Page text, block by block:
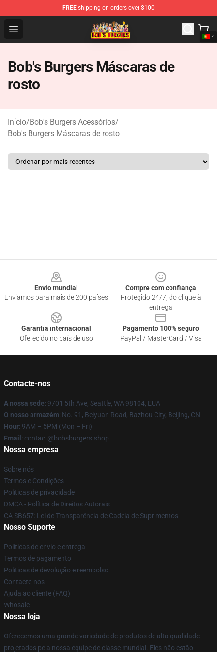
FREE shipping on orders over $100
Open menu
Bob's Burgers Store - Official Bob's Burgers Merchandise
Bob's Burgers Máscaras de
rosto
Início/Bob's Burgers Acessórios/
Bob's Burgers Máscaras de rosto
Envio mundial
Enviamos para mais de 200 países
Compre com confiança
Protegido 24/7, do clique à
entrega
Garantia internacional
Oferecido no país de uso
Pagamento 100% seguro
PayPal / MasterCard / Visa
Contacte-nos
A nossa sede: 9701 5th Ave, Seattle, WA 98104, EUA
O nosso armazém: No. 91, Beiyuan Road, Bazhou City, Beijing, CN
Hour: 9AM – 5PM (Mon – Fri)
Email : contact@bobsburgers.shop
Nossa empresa
Sobre nós
Termos e Condições
Políticas de privacidade
DMCA - Política de Direitos Autorais
CA SB657: Lei de Transparência de Cadeia de Suprimentos
Nosso Suporte
Políticas de envio e entrega
Termos de pagamento
Políticas de devolução e reembolso
Contacte-nos
Ajuda ao cliente (FAQ)
Whosale
Nossa loja
Oferecemos uma grande variedade de produtos de alta qualidade
projetados pela nossa equipe de classe mundial. Eles não estão